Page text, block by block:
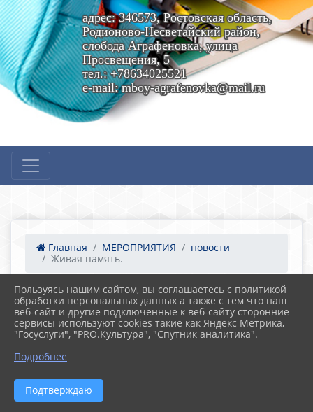
адрес: 346573, Ростовская область,
Родионово-Несветайский район,
слобода Аграфеновка, улица
Просвещения, 5
тел.: +78634025521
e-mail: mboy-agrafenovka@mail.ru
Главная МЕРОПРИЯТИЯ
новости
Живая память.
19.10.2022 09:14 11
Живая память.
Пользуясь нашим сайтом, вы соглашаетесь с политикой
обработки персональных данных а также с тем что наш
веб-сайт и другие подключенные к веб-сайту сторонние
сервисы используют cookies такие как Яндекс Метрика,
"Госуслуги", "PRO.Культура", "Спутник аналитика".
Подробнее
Подтверждаю